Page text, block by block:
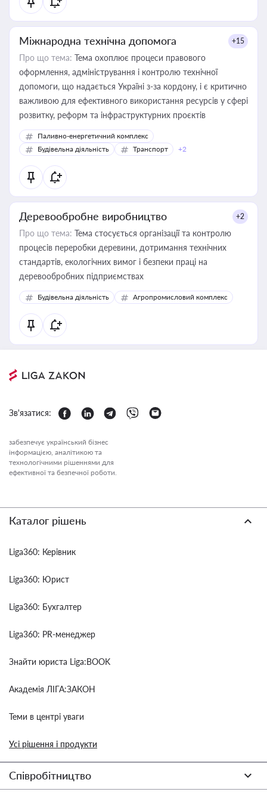
Міжнародна технічна допомога +15
Про що тема: Тема охоплює процеси правового
оформлення, адміністрування і контролю технічної
допомоги, що надається Україні з-за кордону, і є критично
важливою для ефективного використання ресурсів у сфері
розвитку, реформ та інфраструктурних проєктів
Паливно-енергетичний комплекс
Будівельна діяльність
Транспорт +2
Деревообробне виробництво +2
Про що тема: Тема стосується організації та контролю
процесів переробки деревини, дотримання технічних
стандартів, екологічних вимог і безпеки праці на
деревообробних підприємствах
Будівельна діяльність Агропромисловий комплекс
Зв'язатися:
забезпечує український бізнес
інформацією, аналітикою та
технологічними рішеннями для
ефективної та безпечної роботи.
Каталог рішень
Liga360: Керівник
Liga360: Юрист
Liga360: Бухгалтер
Liga360: PR-менеджер
Знайти юриста Liga:BOOK
Академія ЛІГА:ЗАКОН
Теми в центрі уваги
Усі рішення і продукти
Співробітництво